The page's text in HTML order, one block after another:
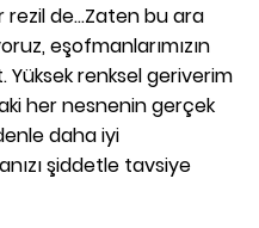
rezil de...Zaten bu ara
eşofmanlarımızın
Yüksek renksel geriverim
her nesnenin gerçek
daha iyi
şiddetle tavsiye